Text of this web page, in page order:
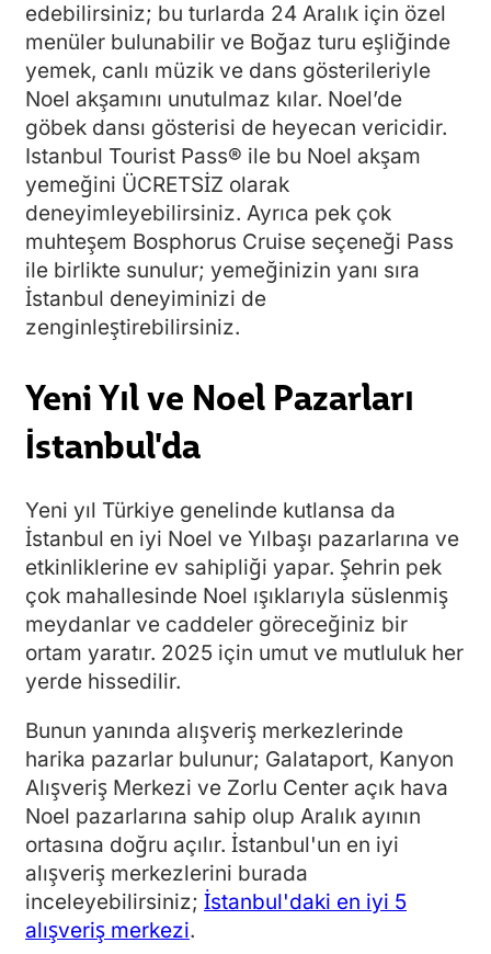
edebilirsiniz; bu turlarda 24 Aralık için özel
menüler bulunabilir ve Boğaz turu eşliğinde
yemek, canlı müzik ve dans gösterileriyle
Noel akşamını unutulmaz kılar. Noel’de
göbek dansı gösterisi de heyecan vericidir.
Istanbul Tourist Pass® ile bu Noel akşam
yemeğini ÜCRETSİZ olarak
deneyimleyebilirsiniz. Ayrıca pek çok
muhteşem Bosphorus Cruise seçeneği Pass
ile birlikte sunulur; yemeğinizin yanı sıra
İstanbul deneyiminizi de
zenginleştirebilirsiniz.
Yeni Yıl ve Noel Pazarları
İstanbul'da
Yeni yıl Türkiye genelinde kutlansa da
İstanbul en iyi Noel ve Yılbaşı pazarlarına ve
etkinliklerine ev sahipliği yapar. Şehrin pek
çok mahallesinde Noel ışıklarıyla süslenmiş
meydanlar ve caddeler göreceğiniz bir
ortam yaratır. 2025 için umut ve mutluluk her
yerde hissedilir.
Bunun yanında alışveriş merkezlerinde
harika pazarlar bulunur; Galataport, Kanyon
Alışveriş Merkezi ve Zorlu Center açık hava
Noel pazarlarına sahip olup Aralık ayının
ortasına doğru açılır. İstanbul'un en iyi
alışveriş merkezlerini burada
inceleyebilirsiniz; İstanbul'daki en iyi 5
alışveriş merkezi.